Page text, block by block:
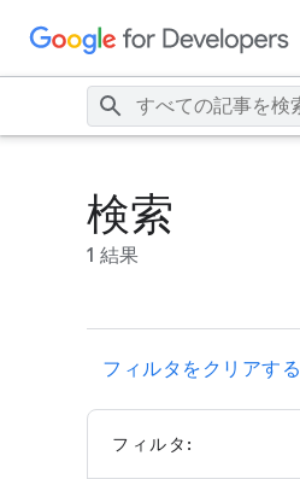
検索
1 結果
フィルタをクリアする
フィルタ: